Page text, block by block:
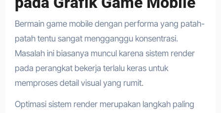
Bermain game mobile dengan performa yang patah-
patah tentu sangat mengganggu konsentrasi.
Masalah ini biasanya muncul karena sistem render
pada perangkat bekerja terlalu keras untuk
memproses detail visual yang rumit.
Optimasi sistem render merupakan langkah paling